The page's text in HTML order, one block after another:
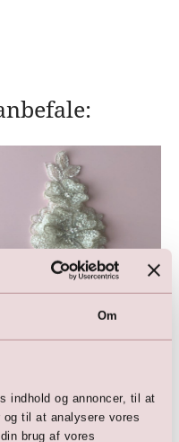
Om
indhold og annoncer, til at
til at analysere vores
brug af vores
Applikation med perler og